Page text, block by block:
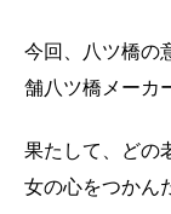
今回、八ツ橋の
舗八ツ橋メーカ
果たして、どの
女の心をつかん